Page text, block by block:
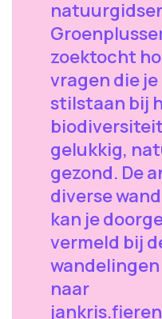
zoektocht
vragen die
stilstaan bij
gelukkig,
gezond. De
diverse
kan je
vermeld bij
naar